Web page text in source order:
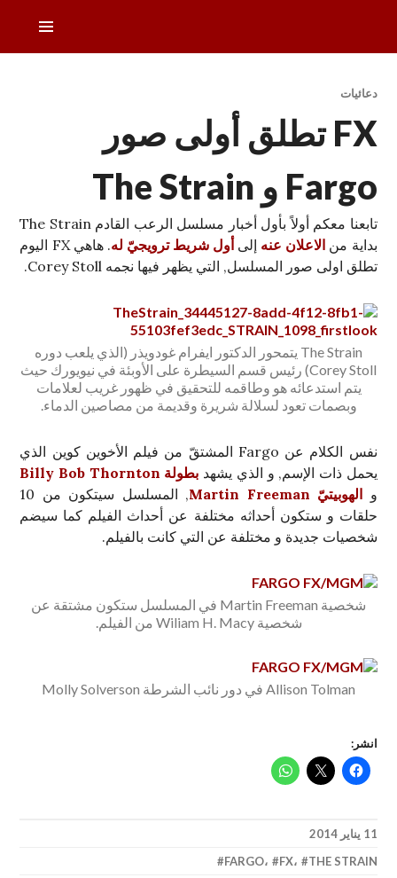
المحتوى
دليل التلفزيون العربي
دعائيات
FX تطلق أولى صور
Fargo و The Strain
تابعنا معكم أولاً بأول أخبار مسلسل الرعب القادم The Strain
بداية من الاعلان عنه إلى أول شريط ترويجيّ له
. هاهي FX اليوم
تطلق اولى صور المسلسل, التي يظهر فيها نجمه Corey Stoll.
The Strain يتمحور الدكتور ايفرام غودويذر (الذي يلعب دوره
Corey Stoll) رئيس قسم السيطرة على الأوبئة في نيويورك حيث
يتم استدعائه هو وطاقمه للتحقيق في ظهور غريب لعلامات
وبصمات تعود لسلالة شريرة وقديمة من مصاصين الدماء.
نفس الكلام عن Fargo المشتقّ من فيلم الأخوين كوين الذي
يحمل ذات الإسم, و الذي يشهد بطولة Billy Bob Thornton
و الهوبيتيّ Martin Freeman
, المسلسل سيتكون من 10
حلقات و ستكون أحداثه مختلفة عن أحداث الفيلم كما سيضم
شخصيات جديدة و مختلفة عن التي كانت بالفيلم.
شخصية Martin Freeman في المسلسل ستكون مشتقة عن
شخصية Wiliam H. Macy من الفيلم.
Allison Tolman في دور نائب الشرطة Molly Solverson
انشر:
11 يناير 2014
FARGO، FX، THE STRAIN